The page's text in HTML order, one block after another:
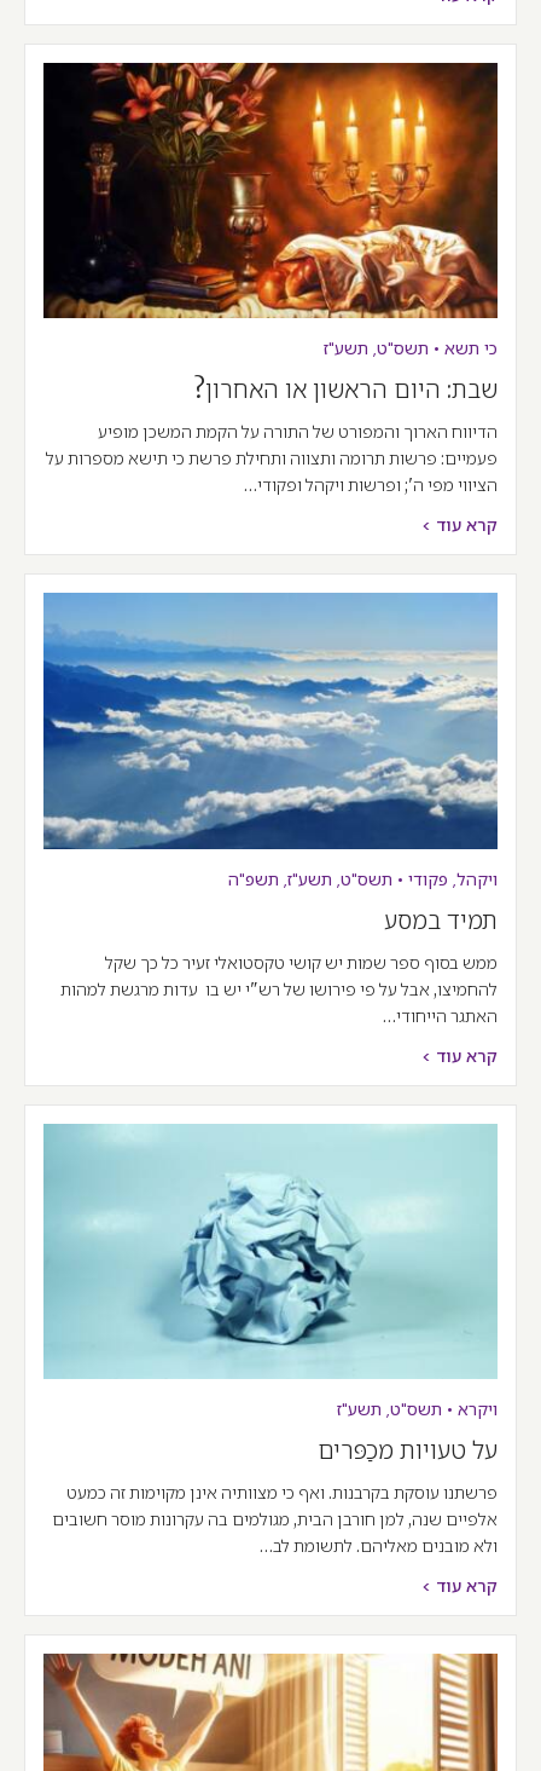
כי תשא • תשס"ט, תשע"ז
שבת: היום הראשון או האחרון?
הדיווח הארוך והמפורט של התורה על הקמת המשכן מופיע
פעמיים: פרשות תרומה ותצווה ותחילת פרשת כי תישא מספרות על
הציווי מפי ה'; ופרשות ויקהל ופקודי…
קרא עוד >
ויקהל, פקודי • תשס"ט, תשע"ז, תשפ"ה
תמיד במסע
ממש בסוף ספר שמות יש קושי טקסטואלי זעיר כל כך שקל
להחמיצו, אבל על פי פירושו של רש"י יש בו עדות מרגשת למהות
האתגר הייחודי…
קרא עוד >
ויקרא • תשס"ט, תשע"ז
על טעויות מכַפּרים
פרשתנו עוסקת בקרבנות. ואף כי מצוותיה אינן מקוימות זה כמעט
אלפיים שנה, למן חורבן הבית, מגולמים בה עקרונות מוסר חשובים
ולא מובנים מאליהם. לתשומת לב…
קרא עוד >